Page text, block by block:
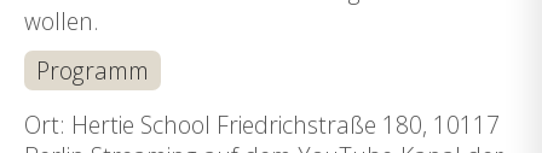
wollen.
Programm
Ort: Hertie School Friedrichstraße 180, 10117